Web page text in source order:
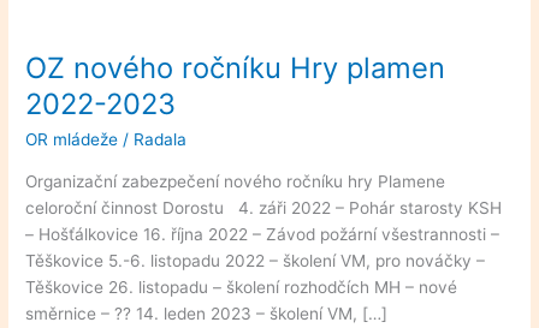
OZ nového ročníku Hry plamen
2022-2023
OR mládeže / Radala
Organizační zabezpečení nového ročníku hry Plamene
celoroční činnost Dorostu 4. záři 2022 – Pohár starosty KSH
– Hošťálkovice 16. října 2022 – Závod požární všestrannosti –
Těškovice 5.-6. listopadu 2022 – školení VM, pro nováčky –
Těškovice 26. listopadu – školení rozhodčích MH – nové
směrnice – ?? 14. leden 2023 – školení VM, […]
OZ
nového
ročníku
Hry
2022-